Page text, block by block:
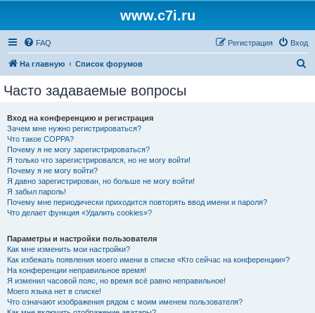
www.c7i.ru
FAQ Вход
Регистрация
На главную Список форумов
Часто задаваемые вопросы
Вход на конференцию и регистрация
Зачем мне нужно регистрироваться?
Что такое COPPA?
Почему я не могу зарегистрироваться?
Я только что зарегистрировался, но не могу войти!
Почему я не могу войти?
Я давно зарегистрирован, но больше не могу войти!
Я забыл пароль!
Почему мне периодически приходится повторять ввод имени и пароля?
Что делает функция «Удалить cookies»?
Параметры и настройки пользователя
Как мне изменить мои настройки?
Как избежать появления моего имени в списке «Кто сейчас на конференции»?
На конференции неправильное время!
Я изменил часовой пояс, но время всё равно неправильное!
Моего языка нет в списке!
Что означают изображения рядом с моим именем пользователя?